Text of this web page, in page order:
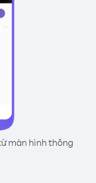
màn hình thông